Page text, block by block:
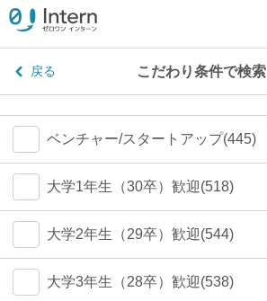
戻る こだわり条件で検索
ベンチャー/スタートアップ(445)
大学1年生（30卒）歓迎(518)
大学2年生（29卒）歓迎(544)
大学3年生（28卒）歓迎(538)